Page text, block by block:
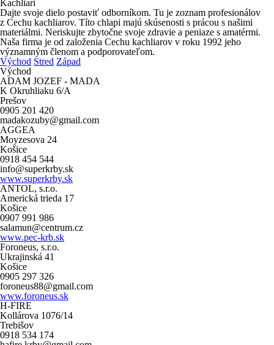
Kachliari
Dajte svoje dielo postaviť odborníkom. Tu je zoznam profesionálov
z Cechu kachliarov. Títo chlapi majú skúsenosti s prácou s našimi
materiálmi. Neriskujte zbytočne svoje zdravie a peniaze s amatérmi.
Naša firma je od založenia Cechu kachliarov v roku 1992 jeho
významným členom a podporovateľom.
Východ Stred Západ
Východ
ADAM JOZEF - MADA
K Okruhliaku 6/A
Prešov
0905 201 420
madakozuby@gmail.com
AGGEA
Moyzesova 24
Košice
0918 454 544
info@superkrby.sk
www.superkrby.sk
ANTOL, s.r.o.
Americká trieda 17
Košice
0907 991 986
salamun@centrum.cz
www.pec-krb.sk
Foroneus, s.r.o.
Ukrajinská 41
Košice
0905 297 326
foroneus88@gmail.com
www.foroneus.sk
H-FIRE
Kollárova 1076/14
Trebišov
0918 534 174